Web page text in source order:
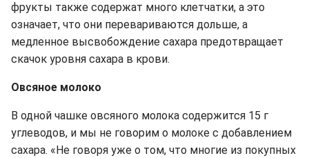
фрукты также содержат много клетчатки, а это
означает, что они перевариваются дольше, а
медленное высвобождение сахара предотвращает
скачок уровня сахара в крови.
Овсяное молоко
В одной чашке овсяного молока содержится 15 г
углеводов, и мы не говорим о молоке с добавлением
сахара. «Не говоря уже о том, что многие из покупных